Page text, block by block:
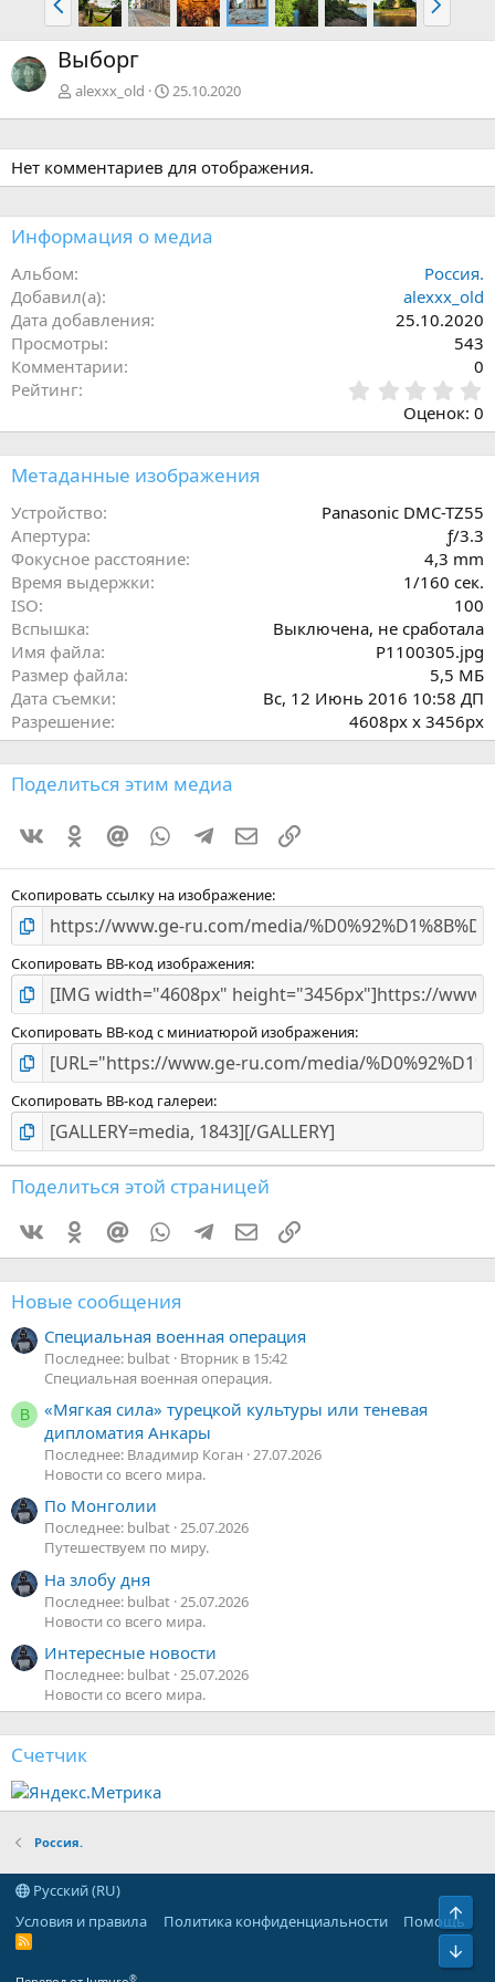
а
з
а
д
п
е
Выборг
alexxx_old 25.10.2020
Нет комментариев для отображения.
Информация о медиа
Альбом
Россия.
Добавил(а)
alexxx_old
Дата добавления
25.10.2020
Просмотры
543
Комментарии
0
Рейтинг
0
0
Оценок: 0
Метаданные изображения
Устройство
Panasonic DMC-TZ55
Апертура
ƒ/3.3
Фокусное расстояние
4,3 mm
Время выдержки
1/160 сек.
ISO
100
Вспышка
Выключена, не сработала
Имя файла
P1100305.jpg
Размер файла
5,5 МБ
Дата съемки
Вс, 12 Июнь 2016 10:58 ДП
Разрешение
4608px x 3456px
Поделиться этим медиа
VkontakteOdnoklassniki
Mail.ruWhatsAppTelegramЭлектронная почта
Ссылка
Скопировать ссылку на изображение
Скопировать BB-код изображения
Скопировать BB-код с миниатюрой изображения
Скопировать BB-код галереи
Поделиться этой страницей
VkontakteOdnoklassniki
Mail.ruWhatsAppTelegramЭлектронная почта
Ссылка
Новые сообщения
Специальная военная операция
Последнее: bulbat Вторник в 15:42
Специальная военная операция.
В
«Мягкая сила» турецкой культуры или теневая
дипломатия Анкары
Последнее: Владимир Коган 27.07.2026
Новости со всего мира.
По Монголии
Последнее: bulbat 25.07.2026
Путешествуем по миру.
На злобу дня
Последнее: bulbat 25.07.2026
Новости со всего мира.
Интересные новости
Последнее: bulbat 25.07.2026
Новости со всего мира.
Счетчик
Россия.
Русский (RU)
Условия и правила
Политика конфиденциальности Помощь
R
®